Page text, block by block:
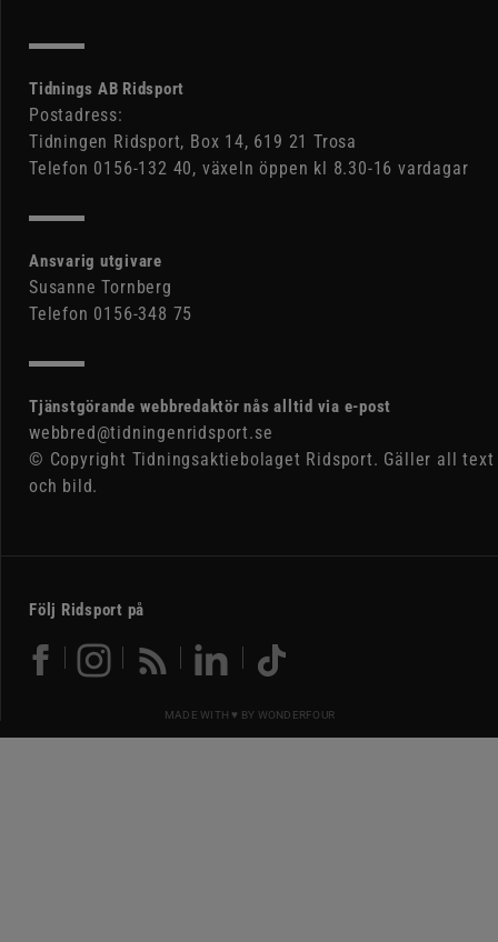
Tidnings AB Ridsport
Postadress:
Tidningen Ridsport, Box 14, 619 21 Trosa
Telefon 0156-132 40, växeln öppen kl 8.30-16 vardagar
Ansvarig utgivare
Susanne Tornberg
Telefon 0156-348 75
Tjänstgörande webbredaktör nås alltid via e-post
webbred@tidningenridsport.se
© Copyright Tidningsaktiebolaget Ridsport. Gäller all text
och bild.
Följ Ridsport på
MADE WITH ♥ BY WONDERFOUR